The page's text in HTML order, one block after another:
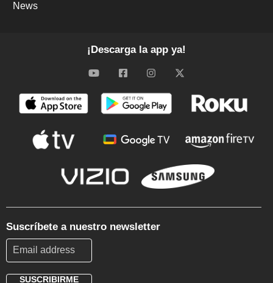
News
¡Descarga la app ya!
Suscríbete a nuestro newsletter
SUSCRIBIRME